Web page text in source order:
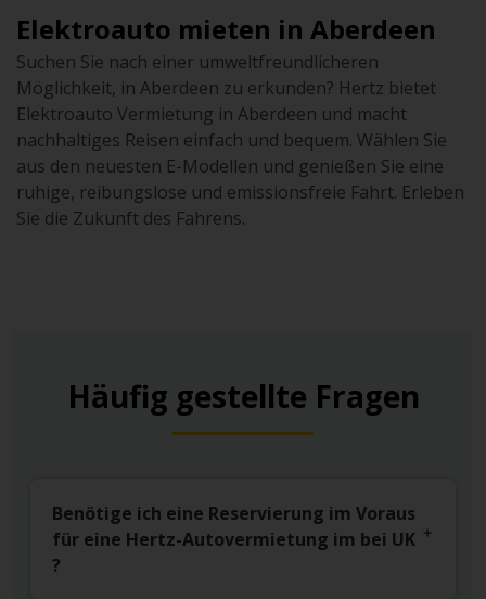
Elektroauto mieten in Aberdeen
Suchen Sie nach einer umweltfreundlicheren
Möglichkeit, in Aberdeen zu erkunden? Hertz bietet
Elektroauto Vermietung in Aberdeen und macht
nachhaltiges Reisen einfach und bequem. Wählen Sie
aus den neuesten E-Modellen und genießen Sie eine
ruhige, reibungslose und emissionsfreie Fahrt. Erleben
Sie die Zukunft des Fahrens.
Häufig gestellte Fragen
Benötige ich eine Reservierung im Voraus
für eine Hertz-Autovermietung im bei UK
?